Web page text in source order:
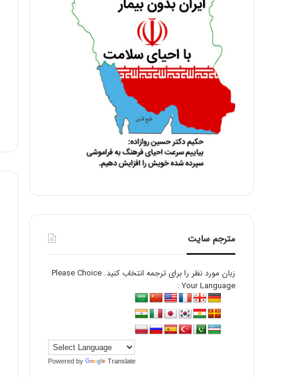
مترجم سایت
زبان مورد نظر را برای ترجمه انتخاب کنید. Please Choice
Your Language :
Powered by Translate